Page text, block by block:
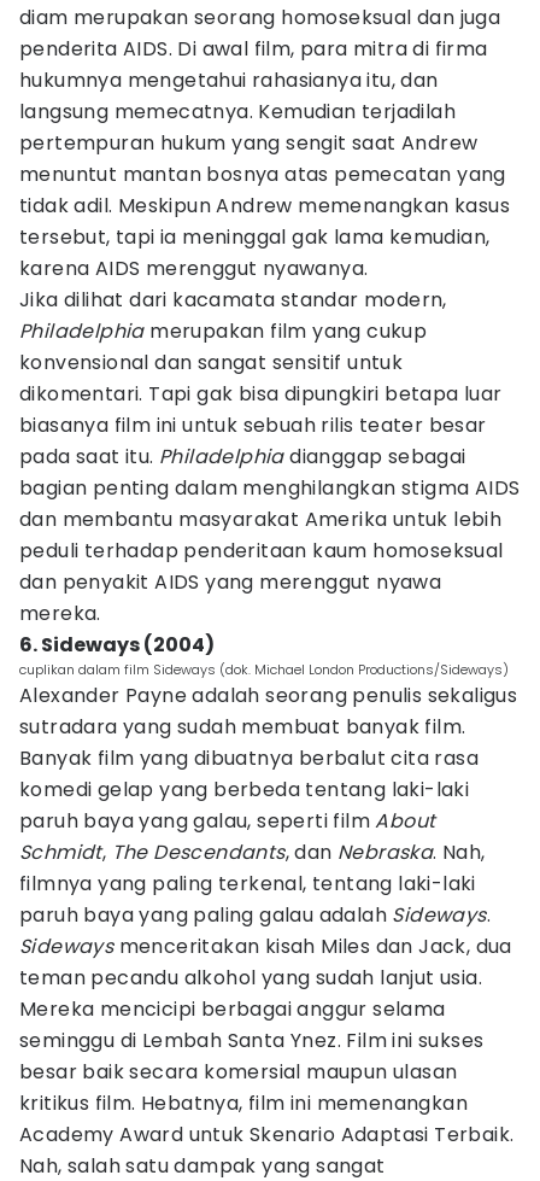
diam merupakan seorang homoseksual dan juga
penderita AIDS. Di awal film, para mitra di firma
hukumnya mengetahui rahasianya itu, dan
langsung memecatnya. Kemudian terjadilah
pertempuran hukum yang sengit saat Andrew
menuntut mantan bosnya atas pemecatan yang
tidak adil. Meskipun Andrew memenangkan kasus
tersebut, tapi ia meninggal gak lama kemudian,
karena AIDS merenggut nyawanya.
Jika dilihat dari kacamata standar modern,
Philadelphiamerupakan film yang cukup
konvensional dan sangat sensitif untuk
dikomentari. Tapi gak bisa dipungkiri betapa luar
biasanya film ini untuk sebuah rilis teater besar
pada saat itu. Philadelphiadianggap sebagai
bagian penting dalam menghilangkan stigma AIDS
dan membantu masyarakat Amerika untuk lebih
peduli terhadap penderitaan kaum homoseksual
dan penyakit AIDS yang merenggut nyawa
mereka.
6. Sideways (2004)
cuplikan dalam film Sideways (dok. Michael London Productions/Sideways)
Alexander Payne adalah seorang penulis sekaligus
sutradara yang sudah membuat banyak film.
Banyak film yang dibuatnya berbalut cita rasa
komedi gelap yang berbeda tentang laki-laki
paruh baya yang galau, seperti filmAbout
Schmidt, The Descendants, dan Nebraska. Nah,
filmnya yang paling terkenal, tentang laki-laki
paruh baya yang paling galau adalah Sideways.
Sidewaysmenceritakan kisah Miles dan Jack, dua
teman pecandu alkohol yang sudah lanjut usia.
Mereka mencicipi berbagai anggur selama
seminggu di Lembah Santa Ynez. Film ini sukses
besar baik secara komersial maupun ulasan
kritikus film. Hebatnya, film ini memenangkan
Academy Award untuk Skenario Adaptasi Terbaik.
Nah, salah satu dampak yang sangat